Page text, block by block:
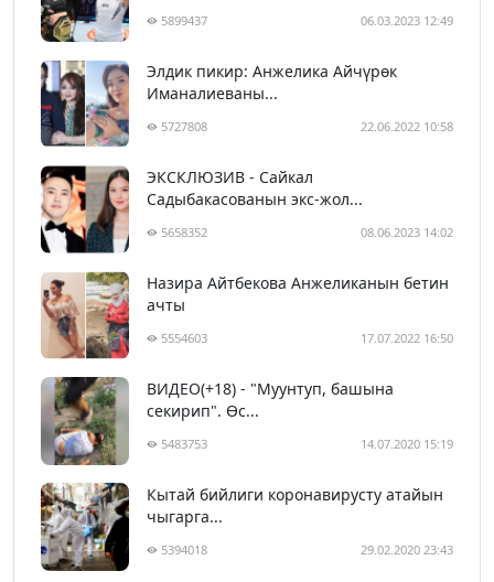
5899437 06.03.2023 12:49
Элдик пикир: Анжелика Айчүрөк
Иманалиеваны...
5727808 22.06.2022 10:58
ЭКСКЛЮЗИВ - Сайкал
Садыбакасованын экс-жол...
5658352 08.06.2023 14:02
Назира Айтбекова Анжеликанын бетин
ачты
5554603 17.07.2022 16:50
ВИДЕО(+18) - "Муунтуп, башына
секирип". Өс...
5483753 14.07.2020 15:19
Кытай бийлиги коронавирусту атайын
чыгарга...
5394018 29.02.2020 23:43